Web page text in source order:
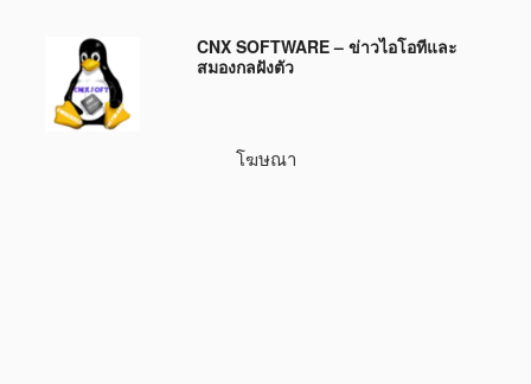
บทความ
CNX SOFTWARE – ข่าวไอโอทีและ
สมองกลฝังตัว
โฆษณา